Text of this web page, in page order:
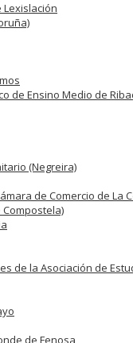
de Ensino Medio de
(Negreira)
de Comercio de La
de la Asociación de
de Fenosa